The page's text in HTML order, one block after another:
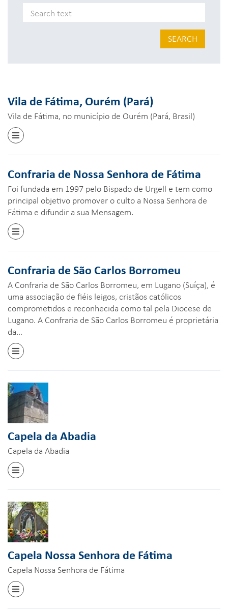
SEARCH
Vila de Fátima, Ourém (Pará)
Vila de Fátima, no município de Ourém (Pará, Brasil)
Confraria de Nossa Senhora de Fátima
Foi fundada em 1997 pelo Bispado de Urgell e tem como
principal objetivo promover o culto a Nossa Senhora de
Fátima e difundir a sua Mensagem.
Confraria de São Carlos Borromeu
A Confraria de São Carlos Borromeu, em Lugano (Suíça), é
uma associação de fiéis leigos, cristãos católicos
comprometidos e reconhecida como tal pela Diocese de
Lugano. A Confraria de São Carlos Borromeu é proprietária
da…
Capela da Abadia
Capela da Abadia
Capela Nossa Senhora de Fátima
Capela Nossa Senhora de Fátima